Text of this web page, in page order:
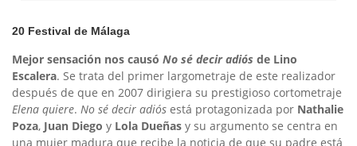
20 Festival de Málaga
Mejor sensación nos causó No sé decir adiós de Lino
Escalera. Se trata del primer largometraje de este realizador
después de que en 2007 dirigiera su prestigioso cortometraje
Elena quiere. No sé decir adiós está protagonizada por Nathalie
Poza, Juan Diego y Lola Dueñas y su argumento se centra en
una mujer madura que recibe la noticia de que su padre está